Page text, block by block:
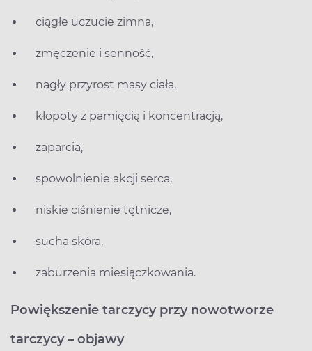
ciągłe uczucie zimna,
zmęczenie i senność,
nagły przyrost masy ciała,
kłopoty z pamięcią i koncentracją,
zaparcia,
spowolnienie akcji serca,
niskie ciśnienie tętnicze,
sucha skóra,
zaburzenia miesiączkowania.
Powiększenie tarczycy przy nowotworze
tarczycy – objawy